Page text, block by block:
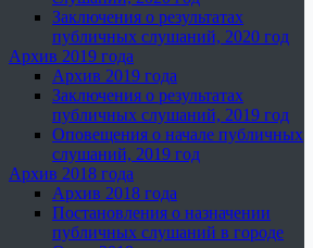
Заключения о результатах
публичных слушаний, 2020 год
Архив 2019 года
Архив 2019 года
Заключения о результатах
публичных слушаний, 2019 год
Оповещения о начале публичных
слушаний, 2019 год
Архив 2018 года
Архив 2018 года
Постановления о назначении
публичных слушаний в городе